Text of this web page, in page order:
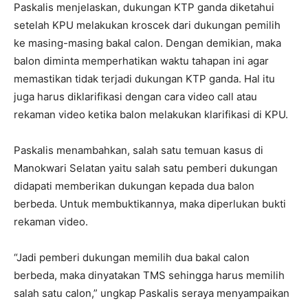
Paskalis menjelaskan, dukungan KTP ganda diketahui
setelah KPU melakukan kroscek dari dukungan pemilih
ke masing-masing bakal calon. Dengan demikian, maka
balon diminta memperhatikan waktu tahapan ini agar
memastikan tidak terjadi dukungan KTP ganda. Hal itu
juga harus diklarifikasi dengan cara video call atau
rekaman video ketika balon melakukan klarifikasi di KPU.
Paskalis menambahkan, salah satu temuan kasus di
Manokwari Selatan yaitu salah satu pemberi dukungan
didapati memberikan dukungan kepada dua balon
berbeda. Untuk membuktikannya, maka diperlukan bukti
rekaman video.
“Jadi pemberi dukungan memilih dua bakal calon
berbeda, maka dinyatakan TMS sehingga harus memilih
salah satu calon,” ungkap Paskalis seraya menyampaikan